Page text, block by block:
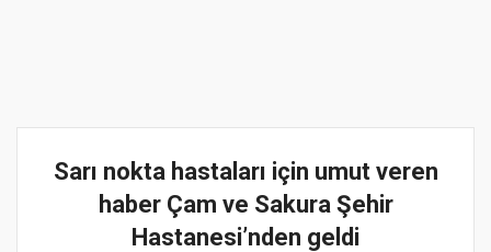
Sarı nokta hastaları için umut veren
haber Çam ve Sakura Şehir
Hastanesi’nden geldi